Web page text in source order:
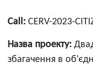
Call: CERV-2023-
Назва проекту:
збагачення в